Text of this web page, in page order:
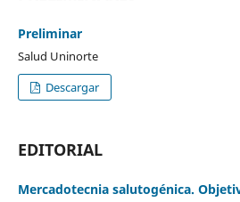
Preliminar
Salud Uninorte
Descargar
EDITORIAL
Mercadotecnia salutogénica.